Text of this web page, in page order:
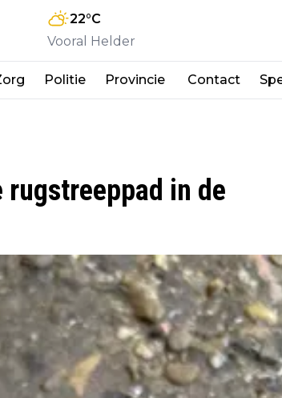
22°C
Vooral Helder
Politie Provincie Contact
rugstreeppad in de